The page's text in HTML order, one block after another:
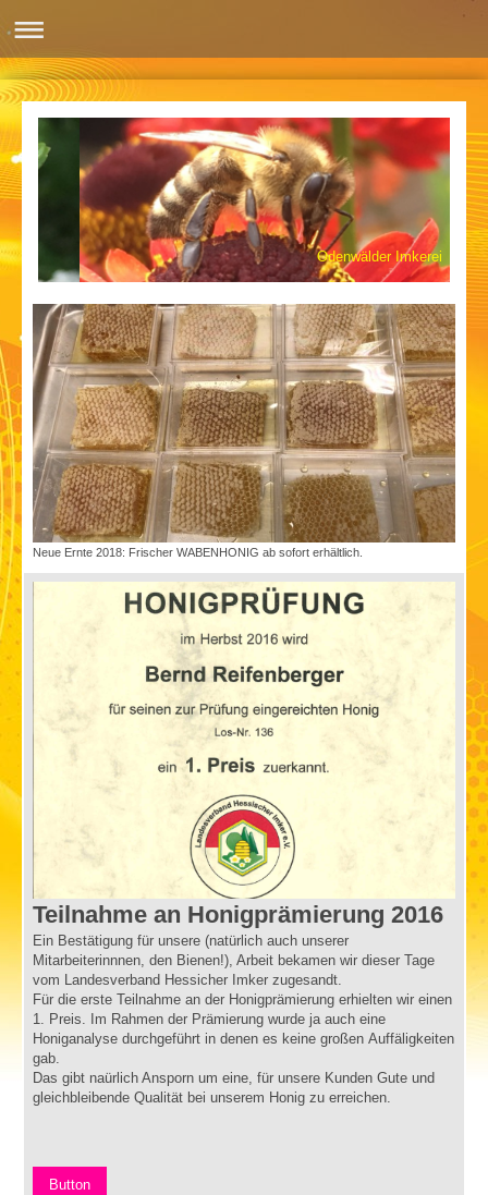
Odenwälder Imkerei
Neue Ernte 2018: Frischer WABENHONIG ab sofort erhältlich.
Teilnahme an Honigprämierung 2016
Ein Bestätigung für unsere (natürlich auch unserer
Mitarbeiterinnnen, den Bienen!), Arbeit bekamen wir dieser Tage
vom Landesverband Hessicher Imker zugesandt.
Für die erste Teilnahme an der Honigprämierung erhielten wir einen
1. Preis. Im Rahmen der Prämierung wurde ja auch eine
Honiganalyse durchgeführt in denen es keine großen Auffäligkeiten
gab.
Das gibt naürlich Ansporn um eine, für unsere Kunden Gute und
gleichbleibende Qualität bei unserem Honig zu erreichen.
Button